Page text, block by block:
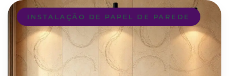
INSTALAÇÃO DE PAPEL DE PAREDE